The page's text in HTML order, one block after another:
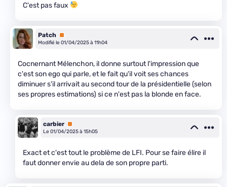
C'est pas faux
Patch Premium
Modifié le 01/04/2025 à 11h04
Cocnernant Mélenchon, il donne surtout l'impression que
c'est son ego qui parle, et le fait qu'il voit ses chances
diminuer s'il arrivait au second tour de la présidentielle (selon
ses propres estimations) si ce n'est pas la blonde en face.
carbier Premium
Le 01/04/2025 à 15h05
Exact et c'est tout le problème de LFI. Pour se faire élire il
faut donner envie au dela de son propre parti.